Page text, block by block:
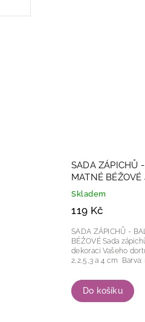
SADA ZÁPICHŮ
MATNÉ BÉŽOVÉ
Skladem
119 Kč
Do košíku
SADA ZÁPICHŮ -
BÉŽOVÉ Sada zápichů ve tvaru balónků pro
dekoraci Vašeho dortu. Průměry